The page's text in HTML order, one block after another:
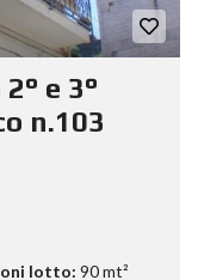
e 3°
n.103
lotto: 90 mt²